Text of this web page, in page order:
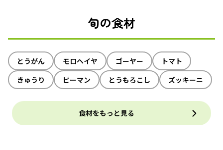
旬の食材
とうがん モロヘイヤ ゴーヤー
トマト
きゅうり
ピーマン とうもろこし ズッキーニ
食材をもっと見る